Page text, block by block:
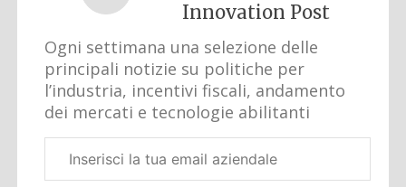
Innovation Post
Ogni settimana una selezione delle
principali notizie su politiche per
l’industria, incentivi fiscali, andamento
dei mercati e tecnologie abilitanti
aziendale